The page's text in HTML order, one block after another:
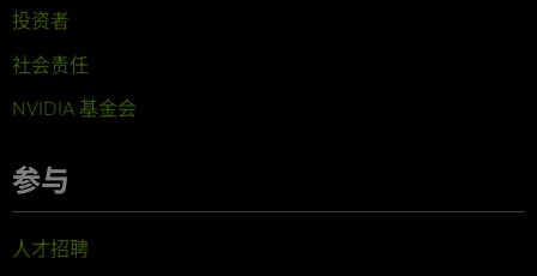
投资者
社会责任
NVIDIA 基金会
参与
人才招聘